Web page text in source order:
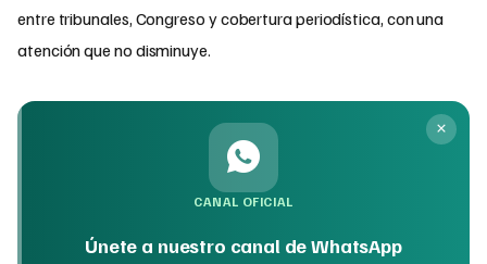
entre tribunales, Congreso y cobertura periodística, con una
atención que no disminuye.
CANAL OFICIAL
Únete a nuestro canal de WhatsApp